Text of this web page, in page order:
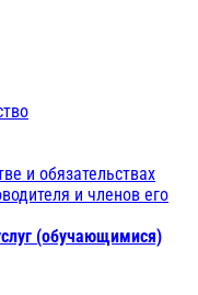
и обязательствах
и членов его
(обучающимися)